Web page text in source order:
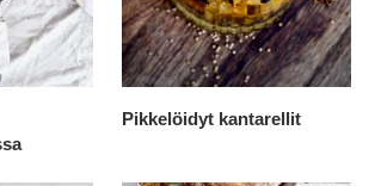
Pikkelöidyt kantarellit